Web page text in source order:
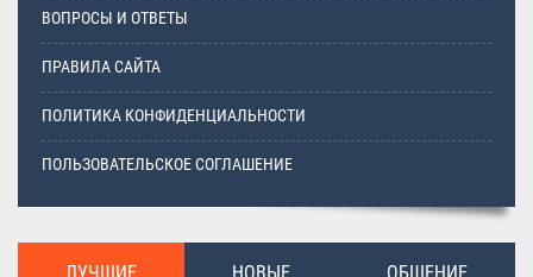
ВОПРОСЫ И ОТВЕТЫ
ПРАВИЛА САЙТА
ПОЛИТИКА КОНФИДЕНЦИАЛЬНОСТИ
ПОЛЬЗОВАТЕЛЬСКОЕ СОГЛАШЕНИЕ